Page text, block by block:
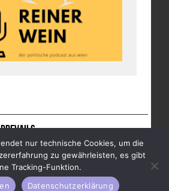
NEWSLETTER
IMPRESSUM
nur technische Cookies, um die
zu gewährleisten, es gibt
Tracking-Funktion.
Datenschutzerklärung